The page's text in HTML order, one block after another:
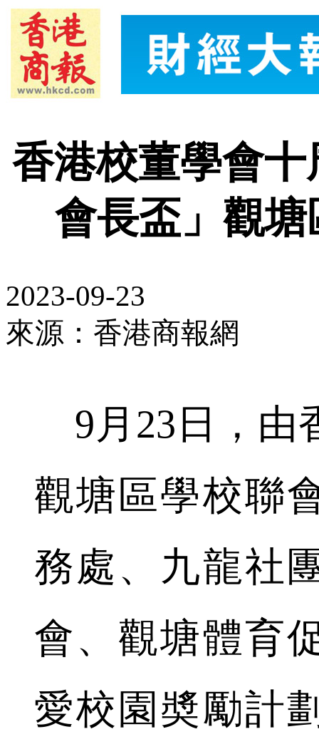
香港校董學會十
會長盃」觀
2023-09-23
來源：香港商報網
9月23日，由
觀塘區學校聯
務處、九龍社
會、觀塘體育
愛校園奬勵計